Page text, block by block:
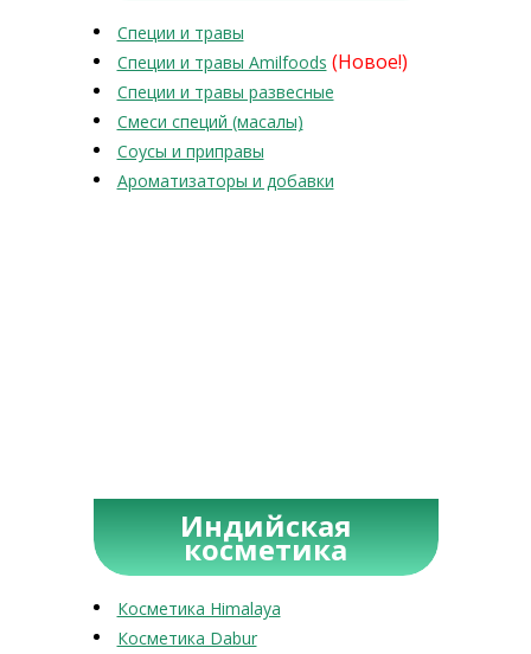
Специи и травы
Специи и травы Amilfoods (Новое!)
Специи и травы развесные
Смеси специй (масалы)
Соусы и приправы
Ароматизаторы и добавки
Индийская
косметика
Косметика Himalaya
Косметика Dabur